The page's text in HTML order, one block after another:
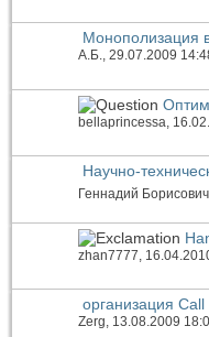
Монополизация
А.Б., 29.07.2009
bellaprincessa,
Научно-
Геннадий Борисович
zhan7777,
организация
Zerg, 13.08.2009